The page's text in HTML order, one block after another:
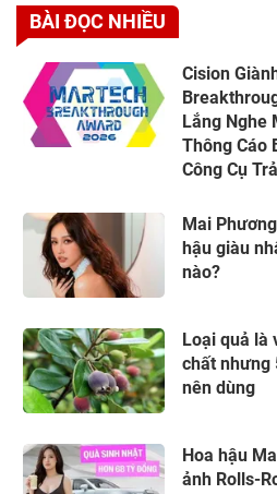
BÀI ĐỌC NHIỀU
Cision
Lắng Nghe
Thông Cáo
Công Cụ
Mai
hậu giàu
nào?
Loại quả là
chất nhưng
nên dùng
Hoa hậu
ảnh Rolls-